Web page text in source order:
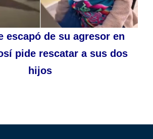
escapó de su agresor en
pide rescatar a sus dos
hijos